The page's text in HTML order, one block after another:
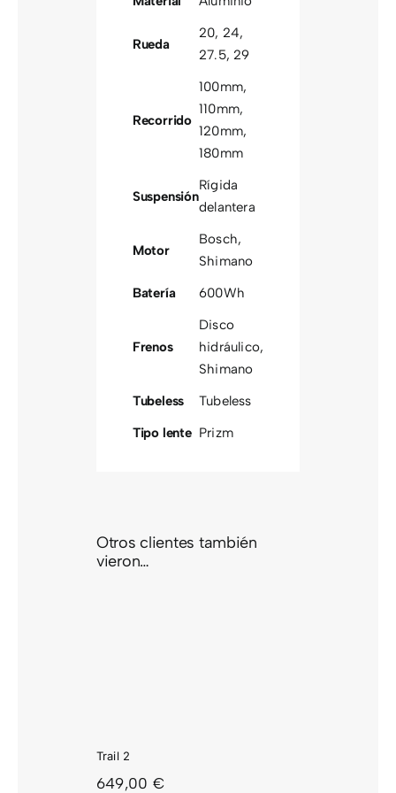
Rueda
20, 24,
27.5,29
Recorrido
100mm,
110mm,
120mm,
180mm
Suspensión
Rígida
delantera
Motor
Bosch,
Shimano
Batería
600Wh
Frenos
Disco
hidráulico,
Shimano
Tubeless
Tubeless
Tipo lente Prizm
Otros clientes también
vieron…
Trail 2
649,00 €